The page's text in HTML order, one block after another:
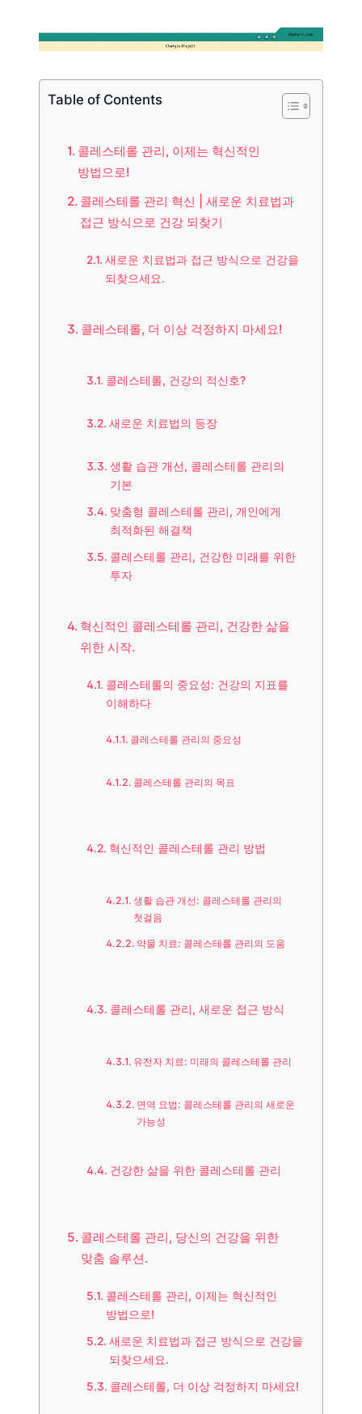
Table of Contents
콜레스테롤 관리, 이제는 혁신적인
방법으로!
콜레스테롤 관리 혁신 | 새로운 치료법과
접근 방식으로 건강 되찾기
새로운 치료법과 접근 방식으로 건강을
되찾으세요.
콜레스테롤, 더 이상 걱정하지 마세요!
콜레스테롤, 건강의 적신호?
새로운 치료법의 등장
생활 습관 개선, 콜레스테롤 관리의
기본
맞춤형 콜레스테롤 관리, 개인에게
최적화된 해결책
콜레스테롤 관리, 건강한 미래를 위한
투자
혁신적인 콜레스테롤 관리, 건강한 삶을
위한 시작.
콜레스테롤의 중요성: 건강의 지표를
이해하다
콜레스테롤 관리의 중요성
콜레스테롤 관리의 목표
혁신적인 콜레스테롤 관리 방법
생활 습관 개선: 콜레스테롤 관리의
첫걸음
약물 치료: 콜레스테롤 관리의 도움
콜레스테롤 관리, 새로운 접근 방식
유전자 치료: 미래의 콜레스테롤 관리
면역 요법: 콜레스테롤 관리의 새로운
가능성
건강한 삶을 위한 콜레스테롤 관리
콜레스테롤 관리, 당신의 건강을 위한
맞춤 솔루션.
콜레스테롤 관리, 이제는 혁신적인
방법으로!
새로운 치료법과 접근 방식으로 건강을
되찾으세요.
콜레스테롤, 더 이상 걱정하지 마세요!